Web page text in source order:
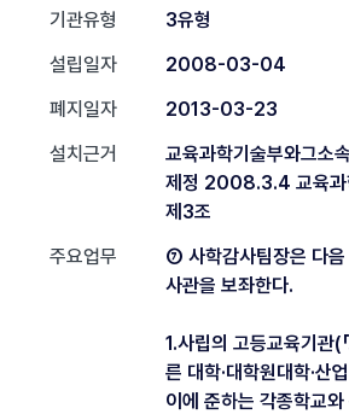
기관유형
3유형
설립일자
2008-03-04
폐지일자
2013-03-23
설치근거
교육과학기술부와그소
제정 2008.3.4 교육과
제3조
주요업무
⑦ 사학감사팀장은 다음
사관을 보좌한다.
1.사립의 고등교육기관(
른 대학·대학원대학·산
이에 준하는 각종학교